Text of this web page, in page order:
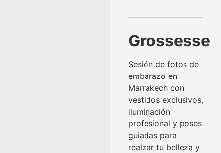
Grossesse
Sesión de fotos de
embarazo en
Marrakech con
vestidos exclusivos,
iluminación
profesional y poses
guiadas para
realzar tu belleza y